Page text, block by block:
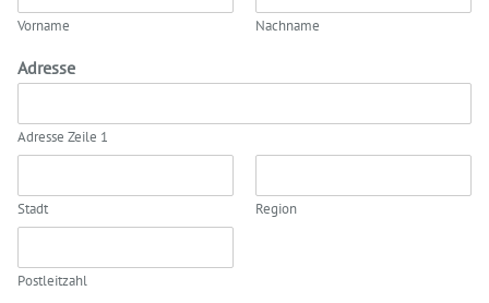
Vorname Nachname
Adresse
Adresse Zeile 1
Stadt Region
Postleitzahl